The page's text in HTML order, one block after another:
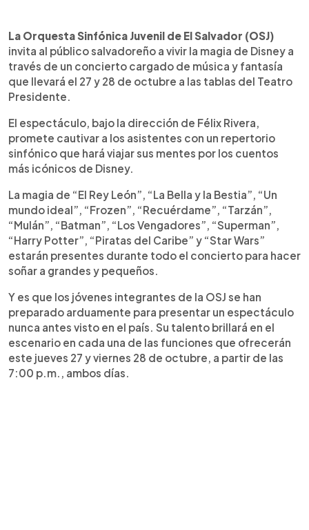
Escuchar artículo
La Orquesta Sinfónica Juvenil de El Salvador (OSJ)
invita al público salvadoreño a vivir la magia de Disney a
través de un concierto cargado de música y fantasía
que llevará el 27 y 28 de octubre a las tablas del Teatro
Presidente.
El espectáculo, bajo la dirección de Félix Rivera,
promete cautivar a los asistentes con un repertorio
sinfónico que hará viajar sus mentes por los cuentos
más icónicos de Disney.
La magia de “El Rey León”, “La Bella y la Bestia”, “Un
mundo ideal”, “Frozen”, “Recuérdame”, “Tarzán”,
“Mulán”, “Batman”, “Los Vengadores”, “Superman”,
“Harry Potter”, “Piratas del Caribe” y “Star Wars”
estarán presentes durante todo el concierto para hacer
soñar a grandes y pequeños.
Y es que los jóvenes integrantes de la OSJ se han
preparado arduamente para presentar un espectáculo
nunca antes visto en el país. Su talento brillará en el
escenario en cada una de las funciones que ofrecerán
este jueves 27 y viernes 28 de octubre, a partir de las
7:00 p.m., ambos días.